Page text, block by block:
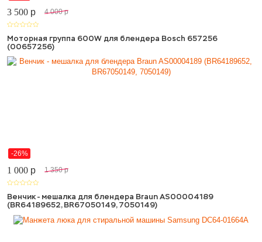
3 500 p 4 000 p
Моторная группа 600W для блендера Bosch 657256
(00657256)
-26%
1 000 p 1 350 p
Венчик - мешалка для блендера Braun AS00004189
(BR64189652, BR67050149, 7050149)